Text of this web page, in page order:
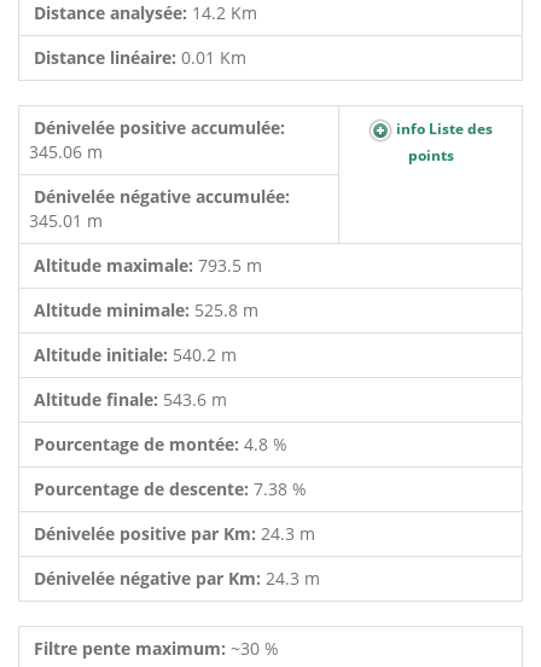
Distance analysée: 14.2 Km
Distance linéaire: 0.01 Km
Dénivelée positive accumulée:
345.06 m
info Liste des
points
Dénivelée négative accumulée:
345.01 m
Altitude maximale: 793.5 m
Altitude minimale: 525.8 m
Altitude initiale: 540.2 m
Altitude finale: 543.6 m
Pourcentage de montée: 4.8 %
Pourcentage de descente: 7.38 %
Dénivelée positive par Km: 24.3 m
Dénivelée négative par Km: 24.3 m
Filtre pente maximum: ~30 %